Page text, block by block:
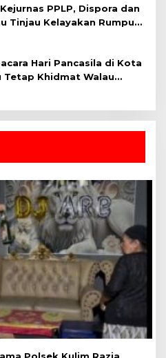
PPLP, Dispora dan
Tinjau Kelayakan Rumput
Hari Pancasila di Kota
Tetap Khidmat Walau